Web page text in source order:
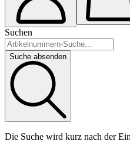
Suchen
Suche absenden
Die Suche wird kurz nach der